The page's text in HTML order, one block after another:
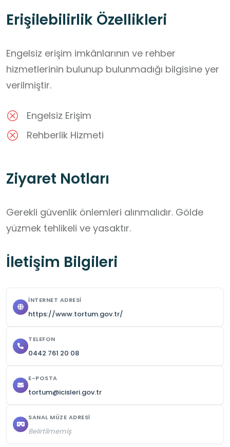
Erişilebilirlik Özellikleri
Engelsiz erişim imkânlarının ve rehber
hizmetlerinin bulunup bulunmadığı bilgisine yer
verilmiştir.
Engelsiz Erişim
Rehberlik Hizmeti
Ziyaret Notları
Gerekli güvenlik önlemleri alınmalıdır. Gölde
yüzmek tehlikeli ve yasaktır.
İletişim Bilgileri
İNTERNET ADRESI
https://www.tortum.gov.tr/
TELEFON
0442 761 20 08
E-POSTA
tortum@icisleri.gov.tr
SANAL MÜZE ADRESI
Belirtilmemiş